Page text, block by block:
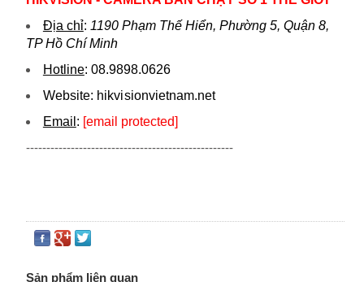
Địa chỉ: 1190 Phạm Thế Hiển, Phường 5, Quận 8,
TP Hồ Chí Minh
Hotline: 08.9898.0626
Website: hikvi sionvietnam.net
Email : [email protected]
---------------------------------------------------
Sản phẩm liên quan